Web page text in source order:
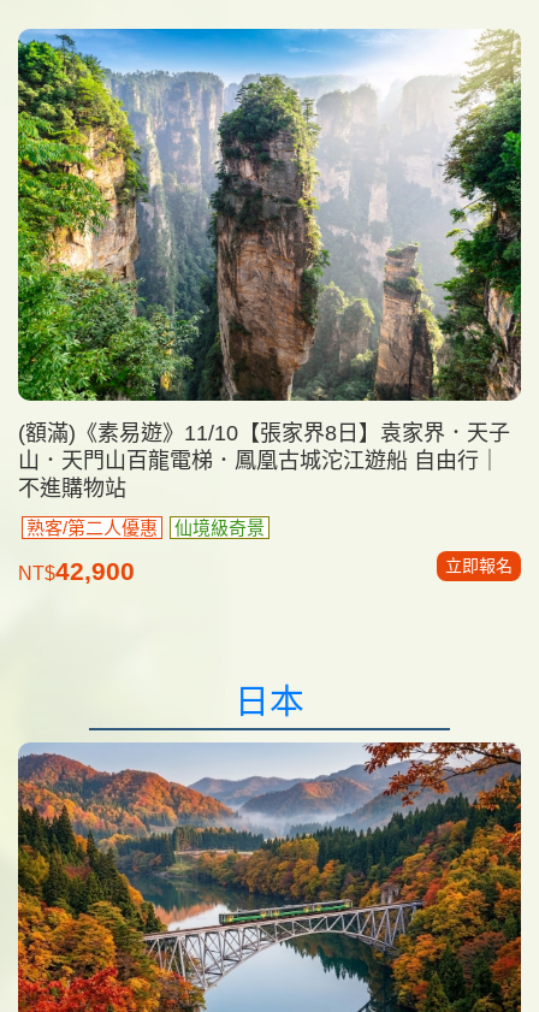
(額滿)《素易遊》11/10【張家界8日】袁家界．天子
山．天門山百龍電梯．鳳凰古城沱江遊船 自由行｜
不進購物站
熟客/第二人優惠 仙境級奇景
NT$42,900 立即報名
日本